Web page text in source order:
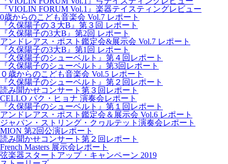
『VIOLIN FORUM Vol.1』楽器テイスティングレビュー
0歳からのこども音楽会 Vol.7 レポート
『久保陽子の３大B』第３回 レポート
『久保陽子の3大B』第2回 レポート
アンドレアス・ポスト鑑定会&展示会 Vol.7 レポート
『久保陽子の3大B』第1回 レポート
『久保陽子のシューベルト』第４回レポート
『久保陽子のシューベルト』第3回レポート
０歳からのこども音楽会 Vol.5 レポート
『久保陽子のシューベルト』第２回レポート
読み聞かせコンサート第３回レポート
CELLO パク・ヒョナ 演奏会レポート
『久保陽子のシューベルト』第１回レポート
アンドレアス・ポスト鑑定会＆展示会 Vol.6 レポート
ジャパン・ストリング・クヮルテット演奏会レポート
MION 第2回公演レポート
読み聞かせコンサート第２回レポート
French Masters 展示会レポート
弦楽器スタートアップ・キャンペーン 2019